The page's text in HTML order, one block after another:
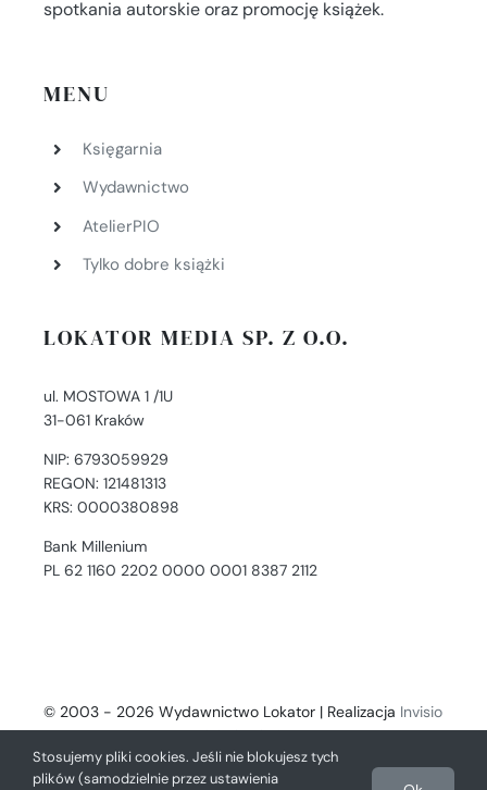
spotkania autorskie oraz promocję książek.
MENU
Księgarnia
Wydawnictwo
AtelierPIO
Tylko dobre książki
LOKATOR MEDIA SP. Z O.O.
ul. MOSTOWA 1 /1U
31-061 Kraków
NIP: 6793059929
REGON: 121481313
KRS: 0000380898
Bank Millenium
PL 62 1160 2202 0000 0001 8387 2112
© 2003 - 2026 Wydawnictwo Lokator | Realizacja Invisio
- Digital Solutions
Stosujemy pliki cookies. Jeśli nie blokujesz tych
plików (samodzielnie przez ustawienia